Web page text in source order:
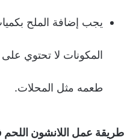
يجب إضافة الملح
المكونات لا تحتوي
طعمه مثل المحلات.
طريقة عمل اللانشون اللحم